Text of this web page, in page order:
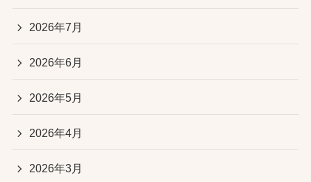
2026年7月
2026年6月
2026年5月
2026年4月
2026年3月